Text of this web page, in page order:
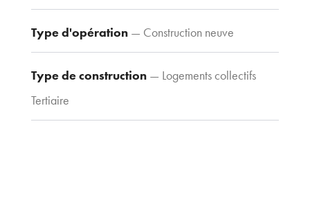
Type d'opération— Construction neuve
Type de construction— Logements collectifs
Tertiaire
44 80
agence@tria-